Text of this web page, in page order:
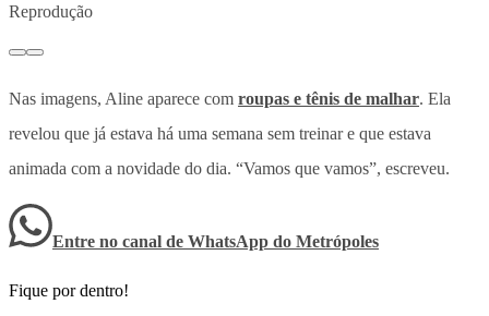
Reprodução
Nas imagens, Aline aparece com roupas e tênis de malhar. Ela
revelou que já estava há uma semana sem treinar e que estava
animada com a novidade do dia. “Vamos que vamos”, escreveu.
Entre no canal de WhatsApp do Metrópoles
Fique por dentro!